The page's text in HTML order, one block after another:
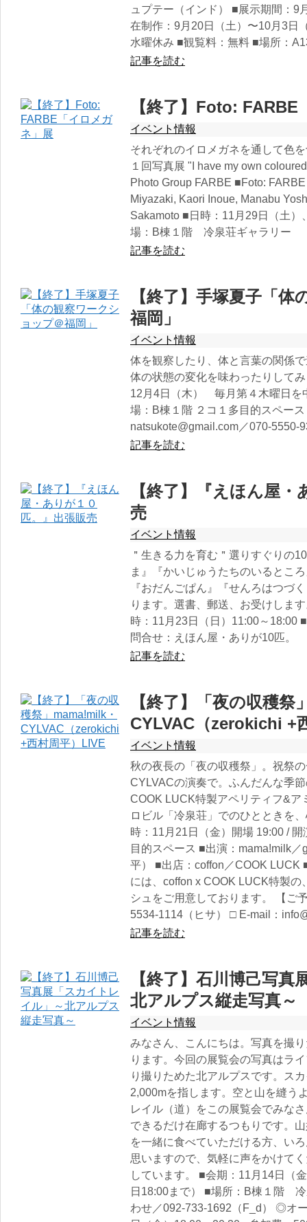
ュプテー（インド） ■展示期間：9
在制作：9月20日（土）〜10月3日
水曜休み ■観覧料：無料 ■場所：
記事を読む
【終了】Foto:
イベント情報
それぞれのイロメガネを通して色
１回写真展 "I have my own
Photo Group FARBE ■Foto:
Miyazaki, Kaori Inoue, Manabu
Sakamoto ■日時：11月29日（土
場：B棟１階 冷泉荘ギャラリー
記事を読む
【終了】手塚夏子「
福岡」
イベント情報
体を観察したり、体と言葉の関係
体の状態の変化を味わったりして
12月4日（木） 毎月第４木曜日を
場：B棟１階 ２コ１多目的スペー
natsukote@gmail.com／070-5550-
記事を読む
【終了】『えほん屋
売
イベント情報
＂生きる力を育む＂選りすぐりの
ま』『かいじゅうたちのいるとこ
『おだんごぱん』『せんろはつづ
ります。選書、郵送、お受けしま
時：11月23日（日）11:00～18:00
問合せ：えほん屋・ありが10匹。
記事を読む
【終了】「夜の収穫
CYLVAC（zerokichi +
イベント情報
秋の夜長の「夜の収穫祭」。祝祭
CYLVACの演奏で。ふんだんな季
COOK LUCK特製アペリティフ&
ロビル「冷泉荘」でのひとときを
時：11月21日（金）開場 19:00 /
目的スペース ■出演：mama!milk
平） ■出店：coffon／COOK LUCK
には、coffon x COOK LUCK特製
シュをご用意しております。 【ご
5534-1114（ヒサ） □ E-mail：
記事を読む
【終了】石川博己写
北アルプス縦走写真～
イベント情報
みなさん、こんにちは。写真を撮
ります。今回の展覧会の写真はラ
り撮りためた北アルプスです。ス
2,000mを指します。空と山を縫う
レイル（道）をこの展覧会でみな
できるだけ在廊するつもりです。
を一緒に食べていただける方、い
思いますので、気軽に声をかけて
しています。 ■会期：11月14日（
日18:00まで） ■場所：B棟１階
わせ／092-733-1692（F_d） ◎オ